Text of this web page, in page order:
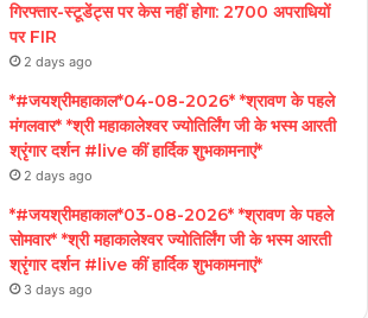
गिरफ्तार-स्टूडेंट्स पर केस नहीं होगा: 2700 अपराधियों
पर FIR
2 days ago
*#जयश्रीमहाकाल*04-08-2026* *श्रावण के पहले
मंगलवार* *श्री महाकालेश्वर ज्योतिर्लिंग जी के भस्म आरती
श्रृंगार दर्शन #live कीं हार्दिक शुभकामनाएं*
2 days ago
*#जयश्रीमहाकाल*03-08-2026* *श्रावण के पहले
सोमवार* *श्री महाकालेश्वर ज्योतिर्लिंग जी के भस्म आरती
श्रृंगार दर्शन #live कीं हार्दिक शुभकामनाएं*
3 days ago